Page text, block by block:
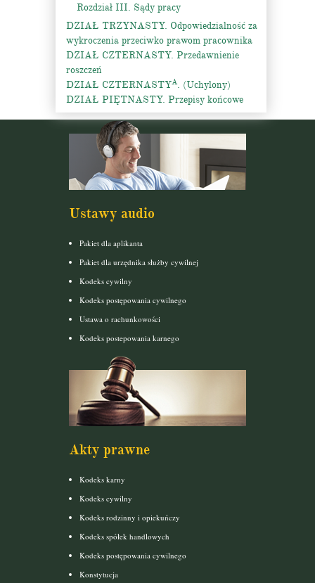
Rozdział III. Sądy pracy
DZIAŁ TRZYNASTY. Odpowiedzialność za
wykroczenia przeciwko prawom pracownika
DZIAŁ CZTERNASTY. Przedawnienie
roszczeń
DZIAŁ CZTERNASTYA. (Uchylony)
DZIAŁ PIĘTNASTY. Przepisy końcowe
Ustawy audio
Pakiet dla aplikanta
Pakiet dla urzędnika służby cywilnej
Kodeks cywilny
Kodeks postępowania cywilnego
Ustawa o rachunkowości
Kodeks postepowania karnego
Akty prawne
Kodeks karny
Kodeks cywilny
Kodeks rodzinny i opiekuńczy
Kodeks spółek handlowych
Kodeks postępowania cywilnego
Konstytucja